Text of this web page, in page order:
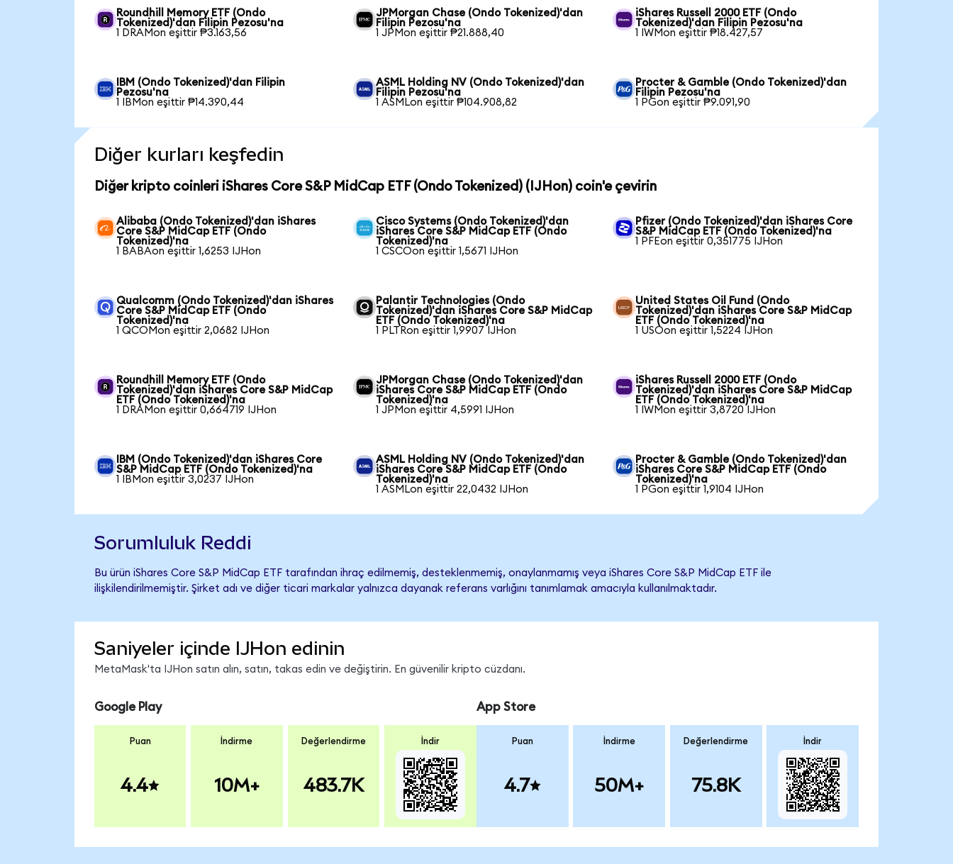
Roundhill Memory ETF (Ondo
Tokenized)'dan Filipin Pezosu'na
1 DRAMon eşittir ₱3.163,56
JPMorgan Chase (Ondo Tokenized)'dan
Filipin Pezosu'na
1 JPMon eşittir ₱21.888,40
iShares Russell 2000 ETF (Ondo
Tokenized)'dan Filipin Pezosu'na
1 IWMon eşittir ₱18.427,57
IBM (Ondo Tokenized)'dan Filipin
Pezosu'na
1 IBMon eşittir ₱14.390,44
ASML Holding NV (Ondo Tokenized)'dan
Filipin Pezosu'na
1 ASMLon eşittir ₱104.908,82
Procter & Gamble (Ondo Tokenized)'dan
Filipin Pezosu'na
1 PGon eşittir ₱9.091,90
Diğer kurları keşfedin
Diğer kripto coinleri iShares Core S&P MidCap ETF (Ondo Tokenized) (IJHon) coin'e çevirin
Alibaba (Ondo Tokenized)'dan iShares
Core S&P MidCap ETF (Ondo
Tokenized)'na
1 BABAon eşittir 1,6253 IJHon
Cisco Systems (Ondo Tokenized)'dan
iShares Core S&P MidCap ETF (Ondo
Tokenized)'na
1 CSCOon eşittir 1,5671 IJHon
Pfizer (Ondo Tokenized)'dan iShares Core
S&P MidCap ETF (Ondo Tokenized)'na
1 PFEon eşittir 0,351775 IJHon
Qualcomm (Ondo Tokenized)'dan iShares
Core S&P MidCap ETF (Ondo
Tokenized)'na
1 QCOMon eşittir 2,0682 IJHon
Palantir Technologies (Ondo
Tokenized)'dan iShares Core S&P MidCap
ETF (Ondo Tokenized)'na
1 PLTRon eşittir 1,9907 IJHon
United States Oil Fund (Ondo
Tokenized)'dan iShares Core S&P MidCap
ETF (Ondo Tokenized)'na
1 USOon eşittir 1,5224 IJHon
Roundhill Memory ETF (Ondo
Tokenized)'dan iShares Core S&P MidCap
ETF (Ondo Tokenized)'na
1 DRAMon eşittir 0,664719 IJHon
JPMorgan Chase (Ondo Tokenized)'dan
iShares Core S&P MidCap ETF (Ondo
Tokenized)'na
1 JPMon eşittir 4,5991 IJHon
iShares Russell 2000 ETF (Ondo
Tokenized)'dan iShares Core S&P MidCap
ETF (Ondo Tokenized)'na
1 IWMon eşittir 3,8720 IJHon
IBM (Ondo Tokenized)'dan iShares Core
S&P MidCap ETF (Ondo Tokenized)'na
1 IBMon eşittir 3,0237 IJHon
ASML Holding NV (Ondo Tokenized)'dan
iShares Core S&P MidCap ETF (Ondo
Tokenized)'na
1 ASMLon eşittir 22,0432 IJHon
Procter & Gamble (Ondo Tokenized)'dan
iShares Core S&P MidCap ETF (Ondo
Tokenized)'na
1 PGon eşittir 1,9104 IJHon
Sorumluluk Reddi
Bu ürün iShares Core S&P MidCap ETF tarafından ihraç edilmemiş, desteklenmemiş, onaylanmamış veya iShares Core S&P MidCap ETF ile
ilişkilendirilmemiştir. Şirket adı ve diğer ticari markalar yalnızca dayanak referans varlığını tanımlamak amacıyla kullanılmaktadır.
Saniyeler içinde IJHon edinin
MetaMask'ta IJHon satın alın, satın, takas edin ve değiştirin. En güvenilir kripto cüzdanı.
Google Play
Puan
4.4
İndirme
10M+
Değerlendirme
483.7K
İndir
App Store
Puan
4.7
İndirme
50M+
Değerlendirme
75.8K
İndir